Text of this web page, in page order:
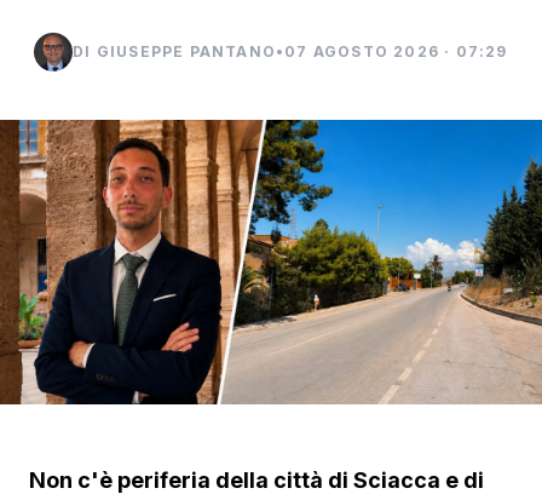
DI GIUSEPPE PANTANO • 07 AGOSTO 2026 · 07:29
Non c'è periferia della città di Sciacca e di